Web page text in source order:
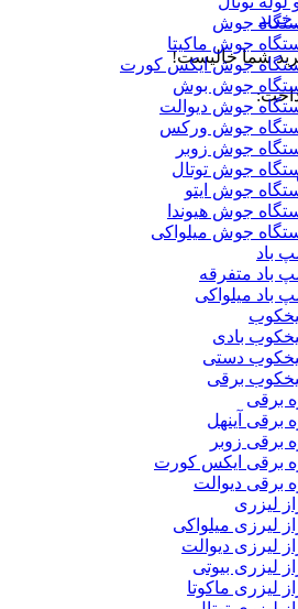
شما خالیست!
جوش
جوش ماکیتا
جوش ایکس کورت
جوش بوش
جوش دیوالت
جوش ورکس
جوش زوبر
جوش توتال
جوش ایتو
جوش هیوندا
جوش میلواکی
باد
باد متفرقه
باد میلواکی
بادی
دستی
برقی
برقی
برقی آینهل
برقی زوبر
برقی ایکس کورت
برقی دیوالت
لیزری
لیرزی میلواکی
لیرزی دیوالت
لیزری بیوتی
لیزری ماکوتا